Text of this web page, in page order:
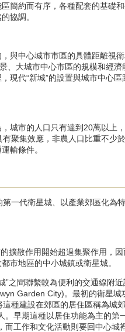
簡約而有序，各種配套的基礎
協調。
中心城市市區的具體距離視
大城市中心市區的規模和經
代“新城”的設置與城市中心
城市的人口只有達到20萬以上，
聚集效應，非農人口比重不少
輸條件。
代衛星城、以產業郊區化為
擴散作用開始超過集聚作用，
市地區的中小城鎮或衛星城。
”之間聯繫較為便利的交通線附
Garden City)。最初的衛星
種建設在郊區的居住區稱為城
早期這種以居住功能為主的第
工作和文化活動則要回中心城